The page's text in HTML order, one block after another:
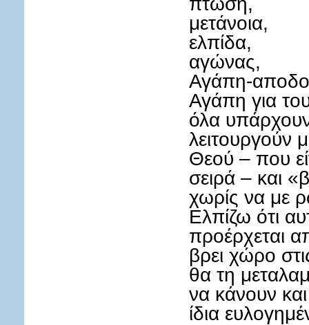
μετάνοια,
ελπίδα,
αγώνας,
Αγάπη-
Αγάπη για
όλα
λειτουργούν
Θεού – που
σειρά – και
χωρίς να με
Ελπίζω ότι
προέρχεται
βρει χώρο
θα τη
να κάνουν
ίδια